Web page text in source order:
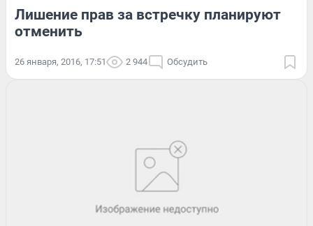
Лишение прав за встречку планируют
отменить
26 января, 2016, 17:51 2 944 Обсудить